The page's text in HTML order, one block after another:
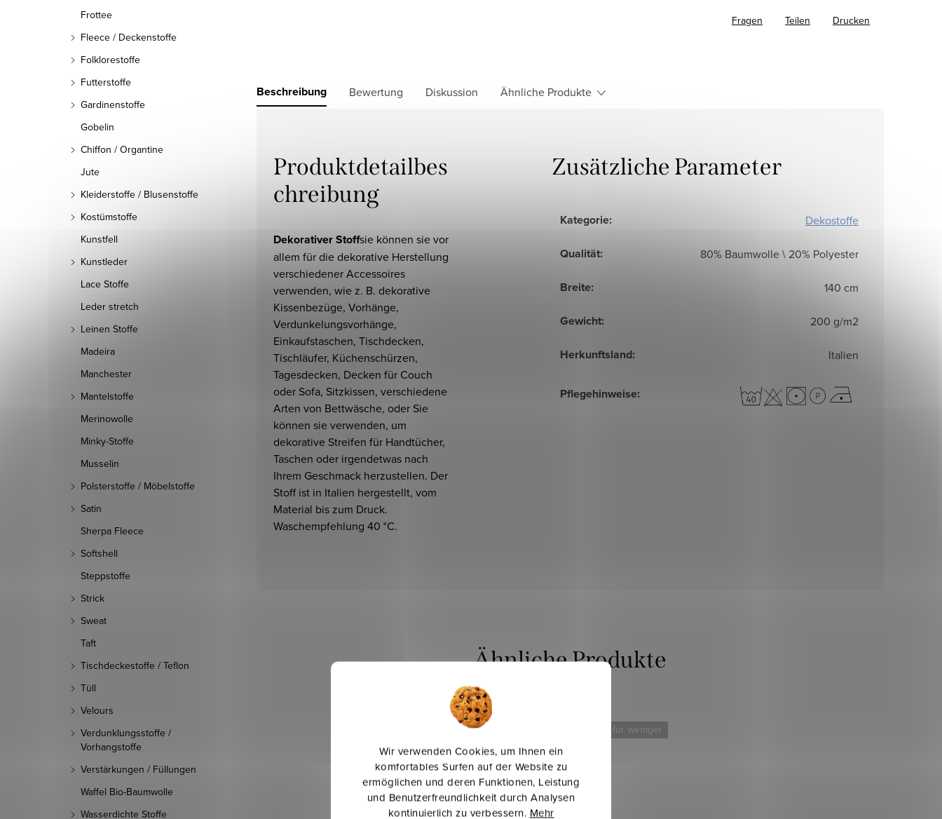
Wir verwenden Cookies, um Ihnen ein
komfortables Surfen auf der Website zu
ermöglichen und deren Funktionen, Leistung
und Benutzerfreundlichkeit durch Analysen
kontinuierlich zu verbessern. Mehr
Frottee
Fleece / Deckenstoffe
Folklorestoffe
Futterstoffe
Gardinenstoffe
Gobelin
Chiffon / Organtine
Jute
Kleiderstoffe / Blusenstoffe
Kostümstoffe
Kunstfell
Kunstleder
Lace Stoffe
Leder stretch
Leinen Stoffe
Madeira
Manchester
Mantelstoffe
Merinowolle
Minky-Stoffe
Musselin
Polsterstoffe / Möbelstoffe
Satin
Sherpa Fleece
Softshell
Steppstoffe
Strick
Sweat
Taft
Tischdeckestoffe / Teflon
Tüll
Velours
Verdunklungsstoffe /
Vorhangstoffe
Verstärkungen / Füllungen
Waffel Bio-Baumwolle
Wasserdichte Stoffe
Drucken
Fragen Teilen
Beschreibung Bewertung Diskussion Ähnliche Produkte
Produktdetailbes
chreibung
Dekorativer Stoffsie können sie vor
allem für die dekorative Herstellung
verschiedener Accessoires
verwenden, wie z. B. dekorative
Kissenbezüge, Vorhänge,
Verdunkelungsvorhänge,
Einkaufstaschen, Tischdecken,
Tischläufer, Küchenschürzen,
Tagesdecken, Decken für Couch
oder Sofa, Sitzkissen, verschiedene
Arten von Bettwäsche, oder Sie
können sie verwenden, um
dekorative Streifen für Handtücher,
Taschen oder irgendetwas nach
Ihrem Geschmack herzustellen. Der
Stoff ist in Italien hergestellt, vom
Material bis zum Druck.
Waschempfehlung 40 °C.
Zusätzliche Parameter
Kategorie: Dekostoffe
Qualität: 80% Baumwolle \ 20% Polyester
Breite: 140 cm
Gewicht: 200 g/m2
Herkunftsland: Italien
Pflegehinweise:
Mehr für weniger